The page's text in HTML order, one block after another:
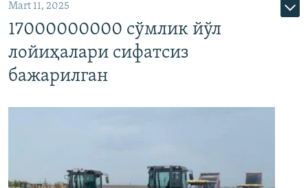
Mart 11, 2025
17000000000 сўмлик йўл
лойиҳалари сифатсиз
бажарилган